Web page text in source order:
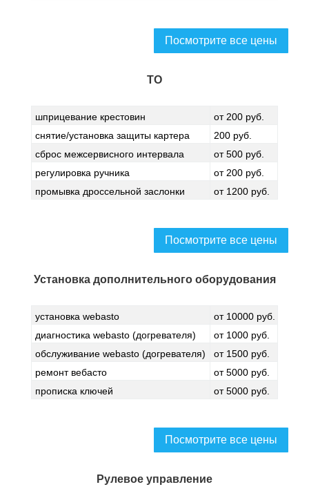
Посмотрите все цены
ТО
шприцевание крестовин
от 200 руб.
снятие/установка защиты картера
200 руб.
сброс межсервисного интервала
от 500 руб.
регулировка ручника
от 200 руб.
промывка дроссельной заслонки
от 1200 руб.
Посмотрите все цены
Установка дополнительного оборудования
установка webasto
от 10000 руб.
диагностика webasto (догревателя)
от 1000 руб.
обслуживание webasto (догревателя)
от 1500 руб.
ремонт вебасто
от 5000 руб.
прописка ключей
от 5000 руб.
Посмотрите все цены
Рулевое управление